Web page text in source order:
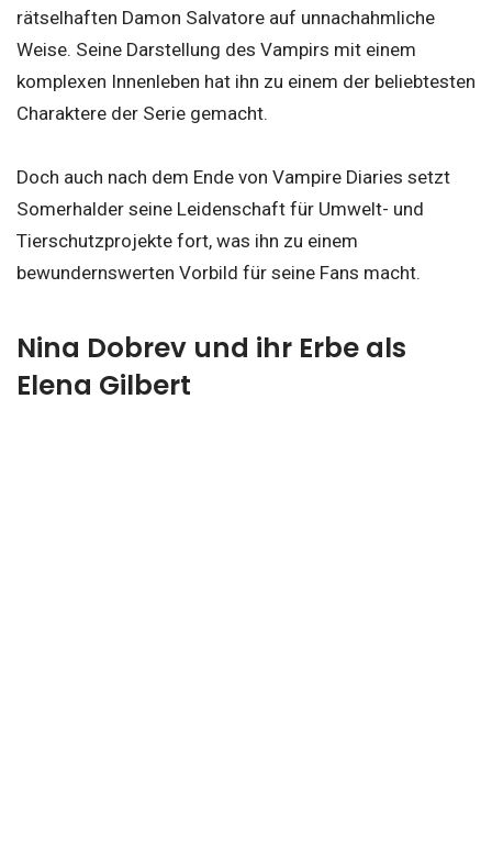
rätselhaften Damon Salvatore auf unnachahmliche
Weise. Seine Darstellung des Vampirs mit einem
komplexen Innenleben hat ihn zu einem der beliebtesten
Charaktere der Serie gemacht.
Doch auch nach dem Ende von Vampire Diaries setzt
Somerhalder seine Leidenschaft für Umwelt- und
Tierschutzprojekte fort, was ihn zu einem
bewundernswerten Vorbild für seine Fans macht.
Nina Dobrev und ihr Erbe als
Elena Gilbert